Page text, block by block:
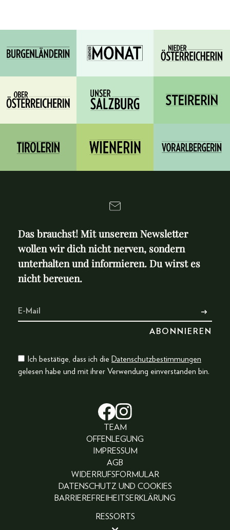
Das brauchst! Mit unserem Newsletter
wollen wir dich nicht nerven, sondern
unterhalten und informieren. Du wirst es
nicht bereuen.
Ich bestätige, dass ich die Datenschutzbestimmungen
gelesen habe und mit ihrer Verwendung einverstanden bin.
TEAM
OFFENLEGUNG
IMPRESSUM
AGB
WIDERRUFSFORMULAR
DATENSCHUTZ UND COOKIES
BARRIEREFREIHEITSERKLÄRUNG
RESSORTS